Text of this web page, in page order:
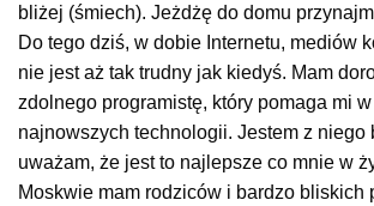
bliżej (śmiech). Jeżdżę do domu
Do tego dziś, w dobie Internetu, mediów
nie jest aż tak trudny jak kiedyś. Mam
zdolnego programistę, który pomaga mi
najnowszych technologii. Jestem z niego
uważam, że jest to najlepsze co mnie w
Moskwie mam rodziców i bardzo bliskich